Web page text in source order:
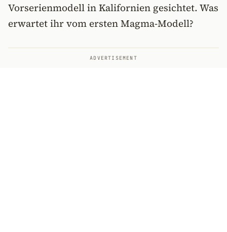
Vorserienmodell in Kalifornien gesichtet. Was
erwartet ihr vom ersten Magma-Modell?
ADVERTISEMENT